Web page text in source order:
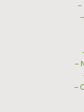
–
–
–